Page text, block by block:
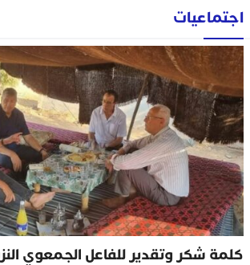
اجتماعيات
كلمة شكر وتقدير للفاعل الجمعوي